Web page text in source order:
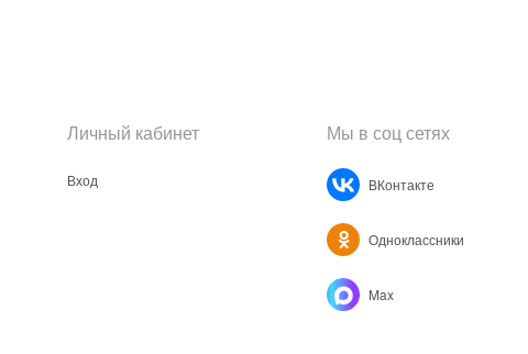
Личный кабинет
Вход
Мы в соц сетях
ВКонтакте
Одноклассники
Max